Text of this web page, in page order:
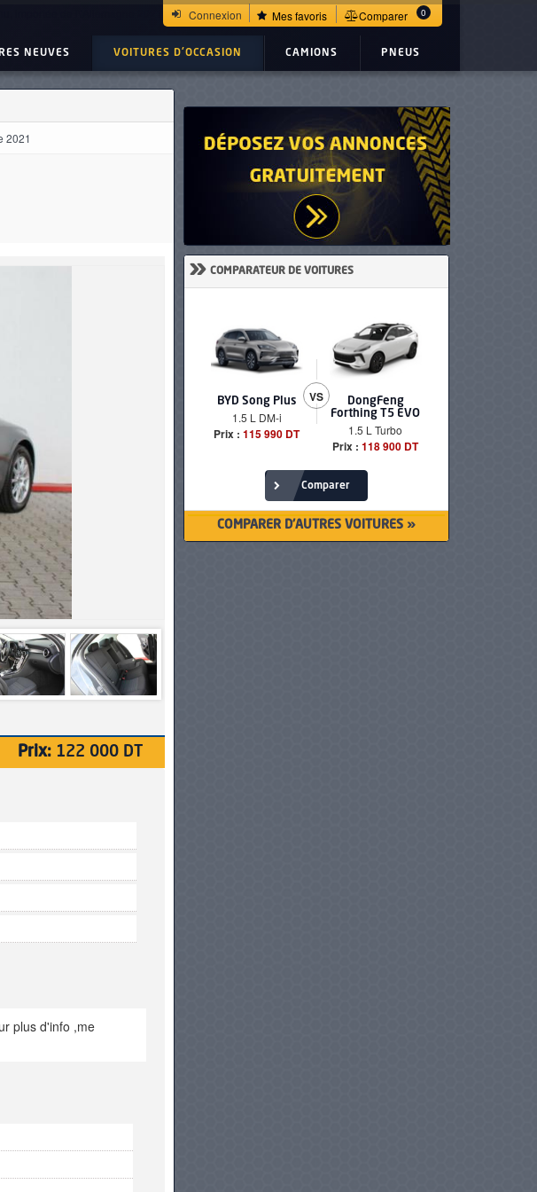
Connexion Mes favoris Comparer 0
importée de l\'Allemagne 2021 Ref: UC23363
NEUVES VOITURES D'OCCASION CAMIONS PNEUS
2021
Prix: 122 000 DT
plus d'info ,me
» COMPARATEUR DE VOITURES
BYD Song Plus
1.5 L DM-i
Prix : 115 990 DT
VS
DongFeng
Forthing T5 EVO
1.5 L Turbo
Prix : 118 900 DT
Comparer
COMPARER D'AUTRES VOITURES »